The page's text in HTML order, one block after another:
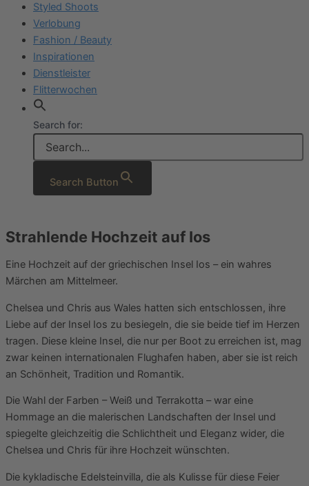
Styled Shoots
Verlobung
Fashion / Beauty
Inspirationen
Dienstleister
Flitterwochen
Search for:
Search Button
Strahlende Hochzeit auf Ios
Eine Hochzeit auf der griechischen Insel Ios – ein wahres
Märchen am Mittelmeer.
Chelsea und Chris aus Wales hatten sich entschlossen, ihre
Liebe auf der Insel Ios zu besiegeln, die sie beide tief im Herzen
tragen. Diese kleine Insel, die nur per Boot zu erreichen ist, mag
zwar keinen internationalen Flughafen haben, aber sie ist reich
an Schönheit, Tradition und Romantik.
Die Wahl der Farben – Weiß und Terrakotta – war eine
Hommage an die malerischen Landschaften der Insel und
spiegelte gleichzeitig die Schlichtheit und Eleganz wider, die
Chelsea und Chris für ihre Hochzeit wünschten.
Die kykladische Edelsteinvilla, die als Kulisse für diese Feier